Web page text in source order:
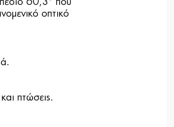
οπτικό
πτώσεις.